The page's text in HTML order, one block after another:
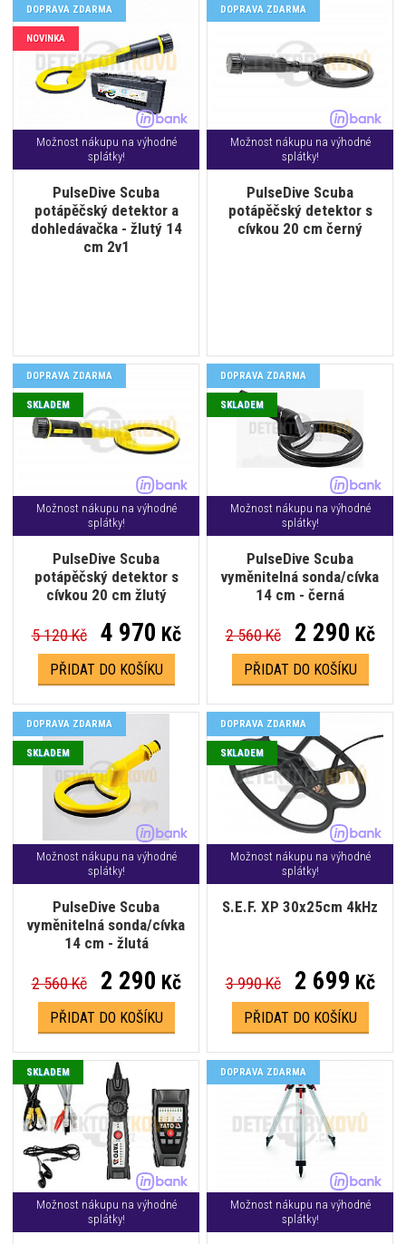
Možnost nákupu na výhodné
splátky!
PulseDive Scuba
potápěčský detektor a
dohledávačka - žlutý 14
cm 2v1
DOPRAVA ZDARMA
NOVINKA
Možnost nákupu na výhodné
splátky!
PulseDive Scuba
potápěčský detektor s
cívkou 20 cm černý
DOPRAVA ZDARMA
Možnost nákupu na výhodné
splátky!
PulseDive Scuba
potápěčský detektor s
cívkou 20 cm žlutý
DOPRAVA ZDARMA
SKLADEM
5 120 Kč 4 970 Kč
PŘIDAT DO KOŠÍKU
Možnost nákupu na výhodné
splátky!
PulseDive Scuba
vyměnitelná sonda/cívka
14 cm - černá
DOPRAVA ZDARMA
SKLADEM
2 560 Kč 2 290 Kč
PŘIDAT DO KOŠÍKU
Možnost nákupu na výhodné
splátky!
PulseDive Scuba
vyměnitelná sonda/cívka
14 cm - žlutá
DOPRAVA ZDARMA
SKLADEM
2 560 Kč 2 290 Kč
PŘIDAT DO KOŠÍKU
Možnost nákupu na výhodné
splátky!
S.E.F. XP 30x25cm 4kHz
DOPRAVA ZDARMA
SKLADEM
3 990 Kč 2 699 Kč
PŘIDAT DO KOŠÍKU
Možnost nákupu na výhodné
splátky!
SKLADEM
Možnost nákupu na výhodné
splátky!
DOPRAVA ZDARMA